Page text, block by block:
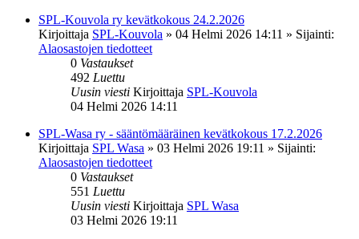
SPL-Kouvola ry kevätkokous 24.2.2026
Kirjoittaja SPL-Kouvola » 04 Helmi 2026 14:11 » Sijainti:
Alaosastojen tiedotteet
0 Vastaukset
492 Luettu
Uusin viesti Kirjoittaja SPL-Kouvola
04 Helmi 2026 14:11
SPL-Wasa ry - sääntömääräinen kevätkokous 17.2.2026
Kirjoittaja SPL Wasa » 03 Helmi 2026 19:11 » Sijainti:
Alaosastojen tiedotteet
0 Vastaukset
551 Luettu
Uusin viesti Kirjoittaja SPL Wasa
03 Helmi 2026 19:11